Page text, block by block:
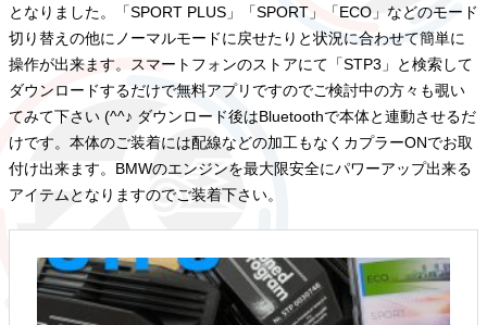
となりました。「SPORT PLUS」「SPORT」「ECO」などのモード
切り替えの他にノーマルモードに戻せたりと状況に合わせて簡単に
操作が出来ます。スマートフォンのストアにて「STP3」と検索して
ダウンロードするだけで無料アプリですのでご検討中の方々も覗い
てみて下さい (^^♪ ダウンロード後はBluetoothで本体と連動させるだ
けです。本体のご装着には配線などの加工もなくカプラーONでお取
付け出来ます。BMWのエンジンを最大限安全にパワーアップ出来る
アイテムとなりますのでご装着下さい。